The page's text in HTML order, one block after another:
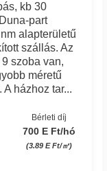
kb 30
part
alapterületű
szállás. Az
szoba van,
méretű
házhoz tar...
Bérleti díj
700 E Ft/hó
(3.89 E Ft/㎡)